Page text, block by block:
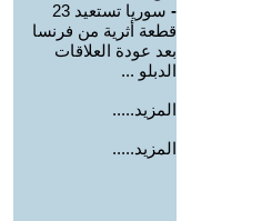
-
سوريا تستعيد 23
قطعة أثرية من فرنسا
بعد عودة العلاقات
الدبلو ...
المزيد.....
المزيد.....